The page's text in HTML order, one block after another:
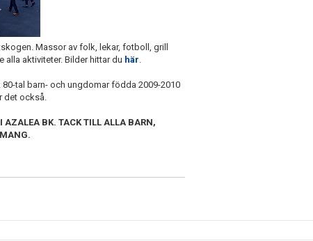
Massor av folk, lekar, fotboll, grill
alla aktiviteter. Bilder hittar du här.
tal barn- och ungdomar födda 2009-2010
det också.
AZALEA BK. TACK TILL ALLA BARN,